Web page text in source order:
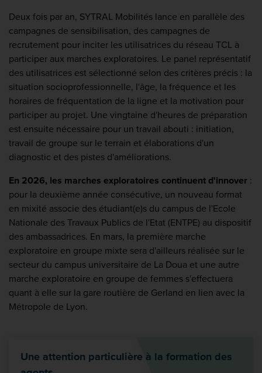
Deux fois par an, SYTRAL Mobilités lance en parallèle des
campagnes de sensibilisation, des campagnes de
recrutement pour inciter les utilisatrices du réseau TCL à
participer aux marches exploratoires. Le panel représentatif
des utilisatrices est sélectionné selon des critères précis : la
situation socioprofessionnelle, l'âge, la fréquence et les
horaires de fréquentation de la ligne et la motivation pour
participer au projet. Une vingtaine d'heures de préparation
est ensuite nécessaire pour un travail abouti : initiation,
travail de groupe sur le terrain et élaborations d'un
diagnostic et des pistes d'améliorations.
En 2026, les marches exploratoires continuent d'innover :
pour la deuxième année consécutive, un nouveau format
en mixité associe des étudiant(e)s du campus de l'Ecole
Nationale des Travaux Publics de l'Etat (ENTPE) au dispositif
des ambassadrices. En mars, la première marche
exploratoire en groupe mixte sera d'ailleurs réalisée sur le
secteur du campus universitaire de La Doua et une autre
marche exploratoire en groupe de femmes s'effectuera
quant à elle sur la gare routière de Gerland en lien avec la
Métropole de Lyon.
Une attention particulière à la formation des